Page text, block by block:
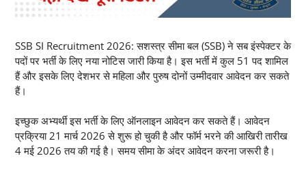
SSB SI Recruitment 2026: सशस्त्र सीमा बल (SSB) ने सब इंस्पेक्टर के
पदों पर भर्ती के लिए नया नोटिस जारी किया है। इस भर्ती में कुल 51 पद शामिल
हैं और इसके लिए देशभर से महिला और पुरुष दोनों उम्मीदवार आवेदन कर सकते
हैं।
इच्छुक अभ्यर्थी इस भर्ती के लिए ऑनलाइन आवेदन कर सकते हैं। आवेदन
प्रक्रिया 21 मार्च 2026 से शुरू हो चुकी है और फॉर्म भरने की आखिरी तारीख
4 मई 2026 तय की गई है। समय सीमा के अंदर आवेदन करना जरूरी है।